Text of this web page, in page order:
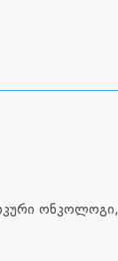
ონკოლოგი,